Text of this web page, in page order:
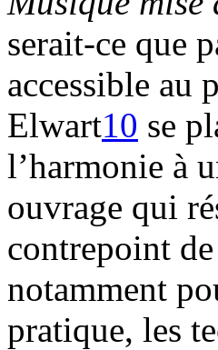
serait-ce que
accessible au
Elwart10 se
l’harmonie à
ouvrage qui
contrepoint
notamment
pratique, les